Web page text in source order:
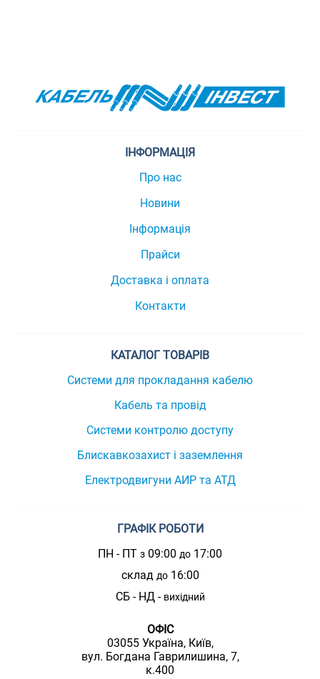
ІНФОРМАЦІЯ
Про нас
Новини
Інформація
Прайси
Доставка і оплата
Контакти
КАТАЛОГ ТОВАРІВ
Системи для прокладання кабелю
Кабель та провід
Системи контролю доступу
Блискавкозахист і заземлення
Електродвигуни АИР та АТД
ГРАФІК РОБОТИ
ПН - ПТ з 09:00 до 17:00
склад до16:00
СБ - НД - вихідний
ОФІС
03055 Україна, Київ,
вул. Богдана Гаврилишина, 7,
к.400